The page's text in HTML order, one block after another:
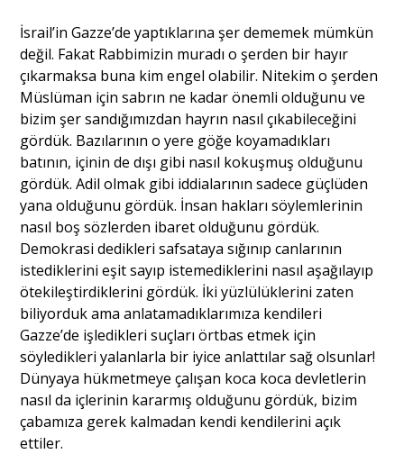
İsrail’in Gazze’de yaptıklarına şer dememek mümkün
değil. Fakat Rabbimizin muradı o şerden bir hayır
çıkarmaksa buna kim engel olabilir. Nitekim o şerden
Müslüman için sabrın ne kadar önemli olduğunu ve
bizim şer sandığımızdan hayrın nasıl çıkabileceğini
gördük. Bazılarının o yere göğe koyamadıkları
batının, içinin de dışı gibi nasıl kokuşmuş olduğunu
gördük. Adil olmak gibi iddialarının sadece güçlüden
yana olduğunu gördük. İnsan hakları söylemlerinin
nasıl boş sözlerden ibaret olduğunu gördük.
Demokrasi dedikleri safsataya sığınıp canlarının
istediklerini eşit sayıp istemediklerini nasıl aşağılayıp
ötekileştirdiklerini gördük. İki yüzlülüklerini zaten
biliyorduk ama anlatamadıklarımıza kendileri
Gazze’de işledikleri suçları örtbas etmek için
söyledikleri yalanlarla bir iyice anlattılar sağ olsunlar!
Dünyaya hükmetmeye çalışan koca koca devletlerin
nasıl da içlerinin kararmış olduğunu gördük, bizim
çabamıza gerek kalmadan kendi kendilerini açık
ettiler.